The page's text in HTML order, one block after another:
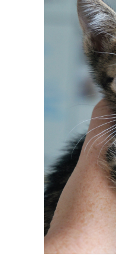
CANDY
16/06/2026